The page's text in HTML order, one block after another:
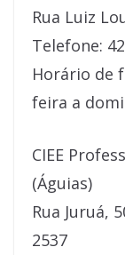
Rua Luiz
Telefone:
Horário de
feira a
CIEE
(Águias)
Rua Juruá,
2537